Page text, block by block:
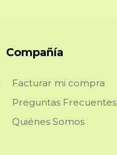
Compañía
Facturar mi compra
Preguntas Frecuentes
Quiénes Somos